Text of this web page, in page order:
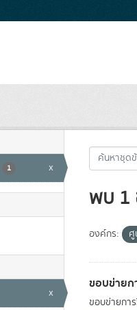
1 x
x
พบ 1
องค์กร: ศู
ขอบข่ายก
ขอบข่ายกา